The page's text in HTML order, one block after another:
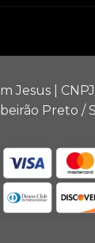
Jesus |
Preto /